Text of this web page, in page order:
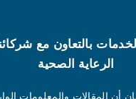
بالتعاون مع
الرعاية الصحية